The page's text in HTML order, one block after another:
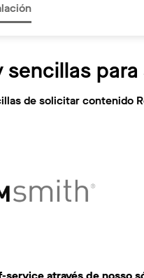
sencillas
de solicitar contenido